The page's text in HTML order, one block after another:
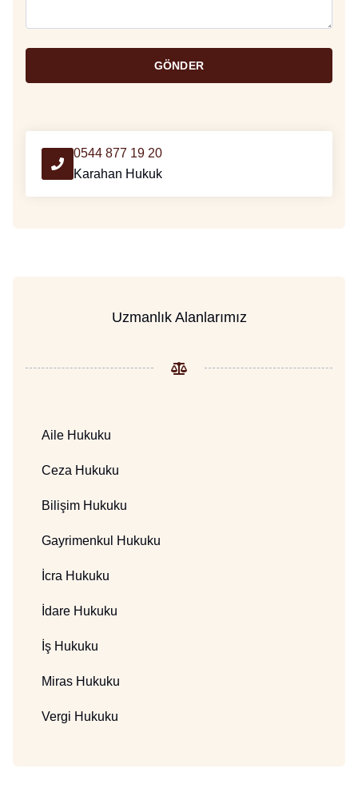
GÖNDER
0544 877 19 20
Karahan Hukuk
Uzmanlık Alanlarımız
Aile Hukuku
Ceza Hukuku
Bilişim Hukuku
Gayrimenkul Hukuku
İcra Hukuku
İdare Hukuku
İş Hukuku
Miras Hukuku
Vergi Hukuku